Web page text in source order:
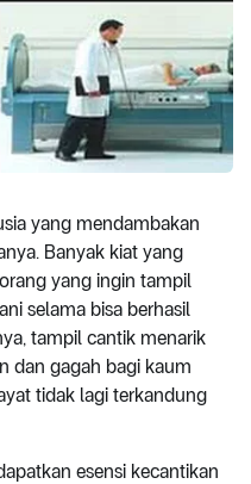
yang mendambakan
Banyak kiat yang
yang ingin tampil
selama bisa berhasil
tampil cantik menarik
dan gagah bagi kaum
tidak lagi terkandung
esensi kecantikan